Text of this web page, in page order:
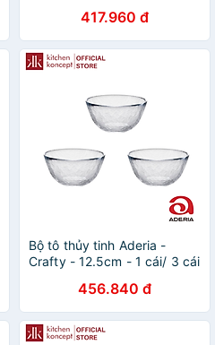
417.960 đ
Bộ tô thủy tinh Aderia -
Crafty - 12.5cm - 1 cái/ 3 cái
456.840 đ